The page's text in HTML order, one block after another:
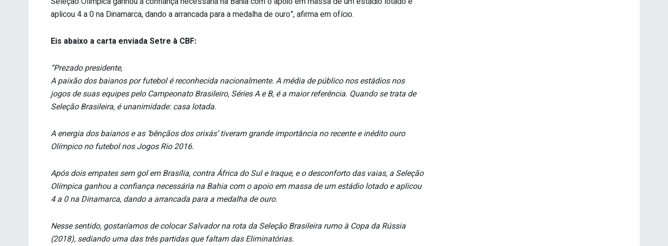
aplicou 4 a 0 na Dinamarca, dando a arrancada para a medalha de ouro”, afirma em ofício.
Eis abaixo a carta enviada Setre à CBF:
“Prezado presidente,
A paixão dos baianos por futebol é reconhecida nacionalmente. A média de público nos estádios nos
jogos de suas equipes pelo Campeonato Brasileiro, Séries A e B, é a maior referência. Quando se trata de
Seleção Brasileira, é unanimidade: casa lotada.
A energia dos baianos e as ‘bênçãos dos orixás’ tiveram grande importância no recente e inédito ouro
Olímpico no futebol nos Jogos Rio 2016.
Após dois empates sem gol em Brasília, contra África do Sul e Iraque, e o desconforto das vaias, a Seleção
Olímpica ganhou a confiança necessária na Bahia com o apoio em massa de um estádio lotado e aplicou
4 a 0 na Dinamarca, dando a arrancada para a medalha de ouro.
Nesse sentido, gostaríamos de colocar Salvador na rota da Seleção Brasileira rumo à Copa da Rússia
(2018), sediando uma das três partidas que faltam das Eliminatórias.